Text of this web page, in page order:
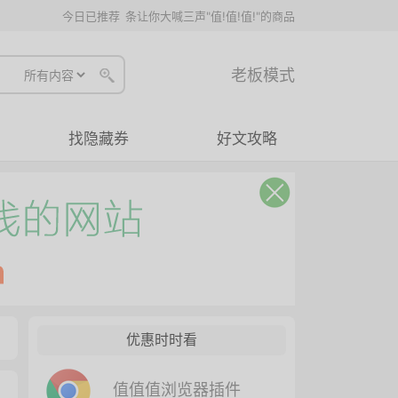
今日已推荐 条让你大喊三声"值!值!值!"的商品
老板模式
找隐藏券 好文攻略
优惠时时看
值值值浏览器插件